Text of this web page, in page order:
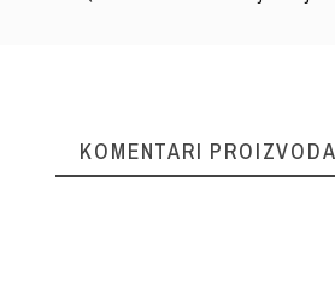
KOMENTARI PROIZVODA